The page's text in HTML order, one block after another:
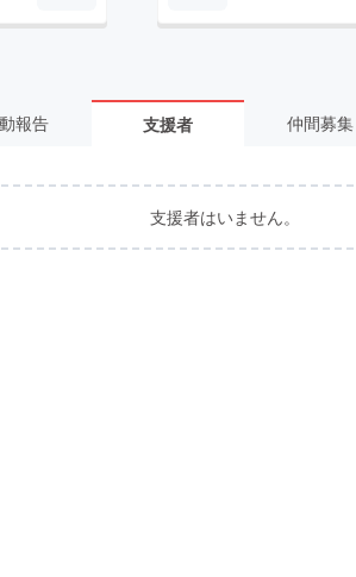
報告 支援者 仲間募集
支援者はいません。